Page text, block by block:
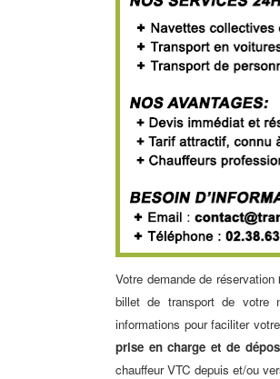
Votre demande de réservation
billet de transport de votre
informations pour faciliter
prise en charge et de
chauffeur VTC depuis et/ou